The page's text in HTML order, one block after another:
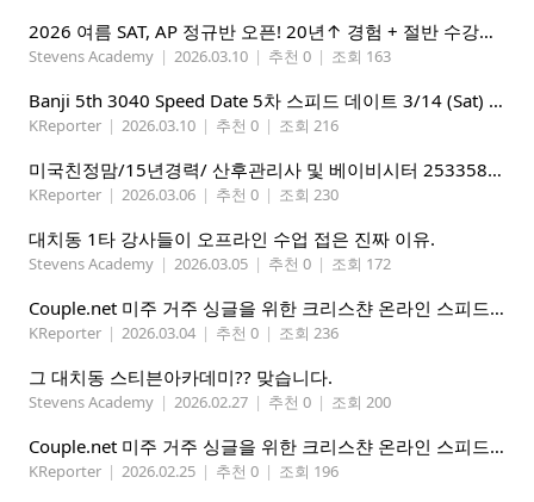
2026 여름 SAT, AP 정규반 오픈! 20년↑ 경험 + 절반 수강료 (얼리버드 5%할인)
Stevens Academy | 2026.03.10 | 추천 0 | 조회 163
Banji 5th 3040 Speed Date 5차 스피드 데이트 3/14 (Sat) 5-8PM
KReporter | 2026.03.10 | 추천 0 | 조회 216
미국친정맘/15년경력/ 산후관리사 및 베이비시터 2533580937 mom1004usa.com / 미주전지역파견업무
KReporter | 2026.03.06 | 추천 0 | 조회 230
대치동 1타 강사들이 오프라인 수업 접은 진짜 이유.
Stevens Academy | 2026.03.05 | 추천 0 | 조회 172
Couple.net 미주 거주 싱글을 위한 크리스챤 온라인 스피드데이트
KReporter | 2026.03.04 | 추천 0 | 조회 236
그 대치동 스티븐아카데미?? 맞습니다.
Stevens Academy | 2026.02.27 | 추천 0 | 조회 200
Couple.net 미주 거주 싱글을 위한 크리스챤 온라인 스피드데이트
KReporter | 2026.02.25 | 추천 0 | 조회 196